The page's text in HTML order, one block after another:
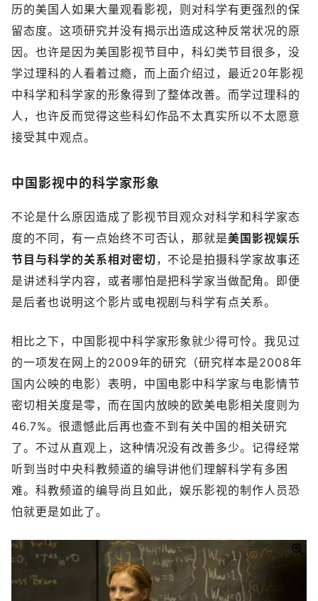
历的美国人如果大量观看影视，则对科学有更强烈的保
留态度。这项研究并没有揭示出造成这种反常状况的原
因。也许是因为美国影视节目中，科幻类节目很多，没
学过理科的人看着过瘾，而上面介绍过，最近20年影视
中科学和科学家的形象得到了整体改善。而学过理科的
人，也许反而觉得这些科幻作品不太真实所以不太愿意
接受其中观点。
中国影视中的科学家形象
不论是什么原因造成了影视节目观众对科学和科学家态
度的不同，有一点始终不可否认，那就是美国影视娱乐
节目与科学的关系相对密切，不论是拍摄科学家故事还
是讲述科学内容，或者哪怕是把科学家当做配角。即便
是后者也说明这个影片或电视剧与科学有点关系。
相比之下，中国影视中科学家形象就少得可怜。我见过
的一项发在网上的2009年的研究（研究样本是2008年
国内公映的电影）表明，中国电影中科学家与电影情节
密切相关度是零，而在国内放映的欧美电影相关度则为
46.7%。很遗憾此后再也查不到有关中国的相关研究
了。不过从直观上，这种情况没有改善多少。记得经常
听到当时中央科教频道的编导讲他们理解科学有多困
难。科教频道的编导尚且如此，娱乐影视的制作人员恐
怕就更是如此了。